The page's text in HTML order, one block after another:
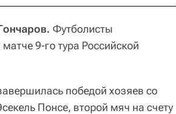
Футболисты
9-го тура Российской
победой хозяев со
Понсе, второй мяч на счету